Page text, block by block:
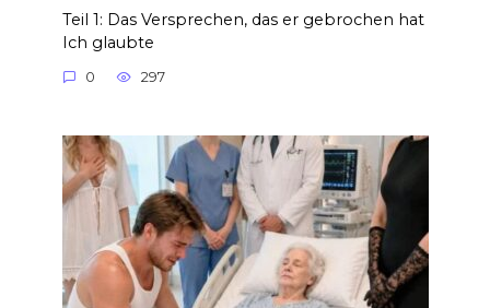
Teil 1: Das Versprechen, das er gebrochen hat
Ich glaubte
0 297